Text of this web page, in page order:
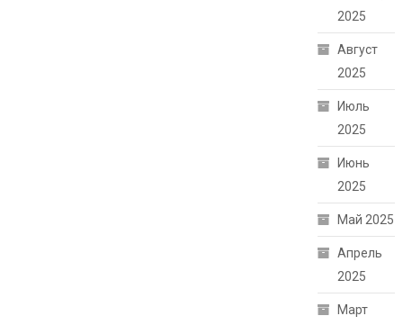
2025
Август
2025
Июль
2025
Июнь
2025
Май 2025
Апрель
2025
Март